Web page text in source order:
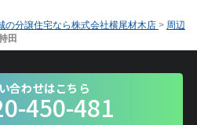
の分譲住宅なら株式会社横尾材木店 > 周辺
田
合わせはこちら
450-481